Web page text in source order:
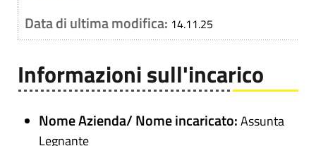
Data di ultima modifica: 14.11.25
Informazioni sull'incarico
Nome Azienda/ Nome incaricato:Assunta
Legnante